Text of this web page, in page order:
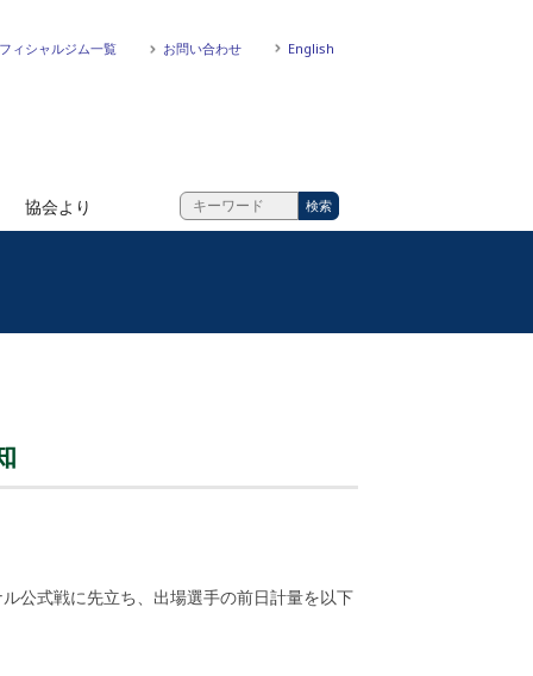
ィシャルジム一覧 お問い合わせ English
協会より
公式戦に先立ち、出場選手の前日計量を以下